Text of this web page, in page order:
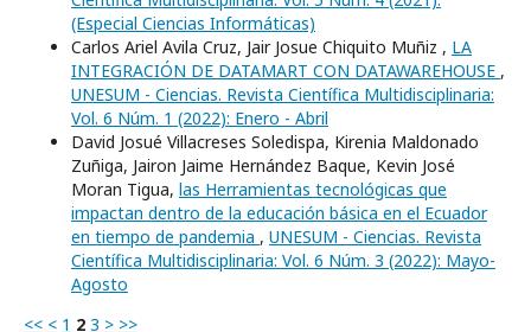
(Especial Ciencias Informáticas)
Carlos Ariel Avila Cruz, Jair Josue Chiquito Muñiz , LA
INTEGRACIÓN DE DATAMART CON DATAWAREHOUSE ,
UNESUM - Ciencias. Revista Científica Multidisciplinaria:
Vol. 6 Núm. 1 (2022): Enero - Abril
David Josué Villacreses Soledispa, Kirenia Maldonado
Zuñiga, Jairon Jaime Hernández Baque, Kevin José
Moran Tigua, las Herramientas tecnológicas que
impactan dentro de la educación básica en el Ecuador
en tiempo de pandemia , UNESUM - Ciencias. Revista
Científica Multidisciplinaria: Vol. 6 Núm. 3 (2022): Mayo-
Agosto
<< < 1 2 3 > >>